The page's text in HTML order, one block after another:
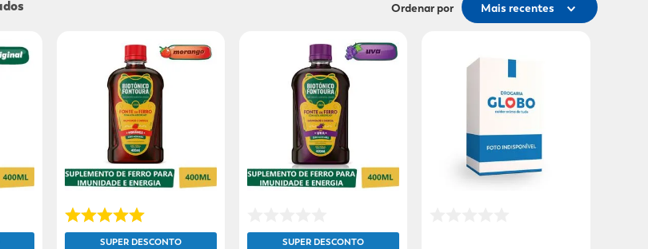
Ordenar por Mais recentes
SUPER DESCONTO SUPER DESCONTO
sabonete líquido